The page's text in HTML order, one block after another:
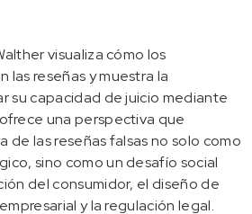
visualiza cómo los
las reseñas y muestra la
su capacidad de juicio mediante
una perspectiva que
de las reseñas falsas no solo como
sino como un desafío social
del consumidor, el diseño de
y la regulación legal.